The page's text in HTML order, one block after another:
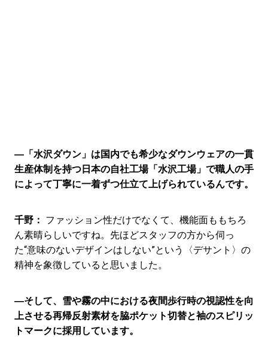
―「水沢ダウン」は国内でも希少なダウンウェアの一貫
生産体制を持つ日本の自社工場「水沢工場」で職人の手
によって丁寧に一着ずつ仕立て上げられているんです。
千野： ファッション性だけでなくて、機能面ももちろ
ん素晴らしいですね。先ほどスタッフの方から伺っ
た“意味のないデザインはしない”という〈デサント〉の
精神を象徴していると思いました。
―そして、雪や霧の中における夜間歩行時の視認性を向
上させる再帰反射素材を脇ポケット切替と袖のスピリッ
トマークに採用しています。